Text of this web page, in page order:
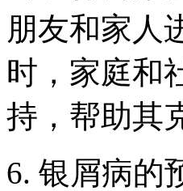
朋友和家人
时，家庭和
持，帮助其
6. 银屑病的